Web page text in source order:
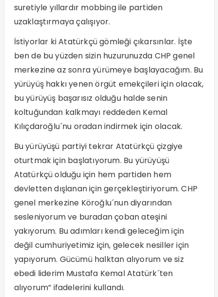
suretiyle yıllardır mobbing ile partiden
uzaklaştırmaya çalışıyor.
İstiyorlar ki Atatürkçü gömleği çıkarsınlar. İşte
ben de bu yüzden sizin huzurunuzda CHP genel
merkezine az sonra yürümeye başlayacağım. Bu
yürüyüş hakkı yenen örgüt emekçileri için olacak,
bu yürüyüş başarısız olduğu halde senin
koltuğundan kalkmayı reddeden Kemal
Kılıçdaroğlu´nu oradan indirmek için olacak.
Bu yürüyüşü partiyi tekrar Atatürkçü çizgiye
oturtmak için başlatıyorum. Bu yürüyüşü
Atatürkçü olduğu için hem partiden hem
devletten dışlanan için gerçekleştiriyorum. CHP
genel merkezine Köroğlu´nun diyarından
sesleniyorum ve buradan çoban ateşini
yakıyorum. Bu adımları kendi geleceğim için
değil cumhuriyetimiz için, gelecek nesiller için
yapıyorum. Gücümü halktan alıyorum ve siz
ebedi liderim Mustafa Kemal Atatürk´ten
alıyorum” ifadelerini kullandı.